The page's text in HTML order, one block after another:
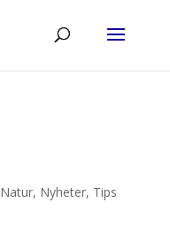
Natur, Nyheter, Tips